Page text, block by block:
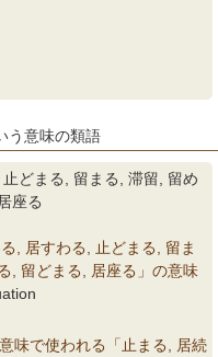
う意味の類語
どまる, 留まる, 滞留, 留め
座る
, 居すわる, 止どまる, 留ま
, 留どまる, 居座る」の意味
味で使われる「止まる, 居続